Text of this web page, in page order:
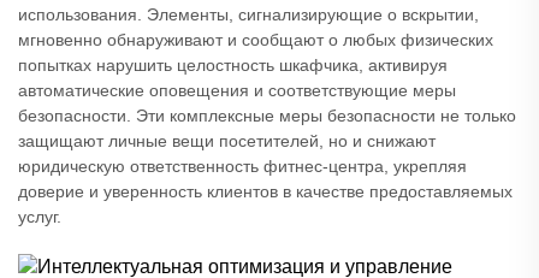
использования. Элементы, сигнализирующие о вскрытии,
мгновенно обнаруживают и сообщают о любых физических
попытках нарушить целостность шкафчика, активируя
автоматические оповещения и соответствующие меры
безопасности. Эти комплексные меры безопасности не только
защищают личные вещи посетителей, но и снижают
юридическую ответственность фитнес-центра, укрепляя
доверие и уверенность клиентов в качестве предоставляемых
услуг.